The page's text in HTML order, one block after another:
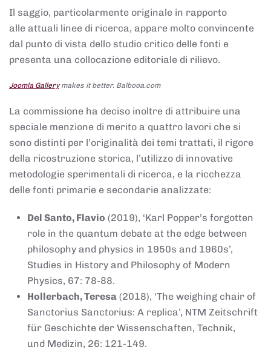
Il saggio, particolarmente originale in rapporto
alle attuali linee di ricerca, appare molto convincente
dal punto di vista dello studio critico delle fonti e
presenta una collocazione editoriale di rilievo.
Joomla Gallerymakes it better. Balbooa.com
La commissione ha deciso inoltre di attribuire una
speciale menzione di merito a quattro lavori che si
sono distinti per l’originalità dei temi trattati, il rigore
della ricostruzione storica, l’utilizzo di innovative
metodologie sperimentali di ricerca, e la ricchezza
delle fonti primarie e secondarie analizzate:
Del Santo, Flavio (2019), ‘Karl Popper’s forgotten
role in the quantum debate at the edge between
philosophy and physics in 1950s and 1960s’,
Studies in History and Philosophy of Modern
Physics, 67: 78-88.
Hollerbach, Teresa (2018), ‘The weighing chair of
Sanctorius Sanctorius: A replica’, NTM Zeitschrift
für Geschichte der Wissenschaften, Technik,
und Medizin, 26: 121-149.